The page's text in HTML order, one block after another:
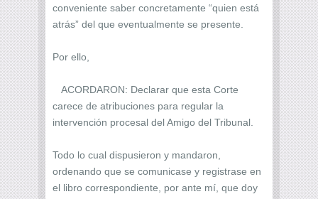
conveniente saber concretamente “quien está
atrás” del que eventualmente se presente.
Por ello,
ACORDARON: Declarar que esta Corte
carece de atribuciones para regular la
intervención procesal del Amigo del Tribunal.
Todo lo cual dispusieron y mandaron,
ordenando que se comunicase y registrase en
el libro correspondiente, por ante mí, que doy